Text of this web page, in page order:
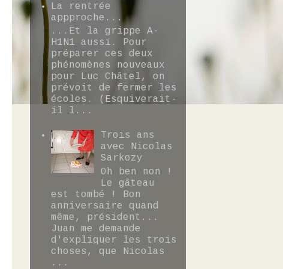
La rentrée
appproche...
...Et la grippe A-
H1N1 aussi. Pour
préparer ces deux
phénomènes nouveaux
pour Luc Châtel, on
prévoit de fermer les
écoles. (Esquiverait-
il l...
Trois ans
avec Nicolas
Sarkozy
Oh ben non !
Le gâteau
est tombé ! Bon
anniversaire quand
même, président...
Juan me demande
d'expliquer les trois
choses, que Nicolas
...